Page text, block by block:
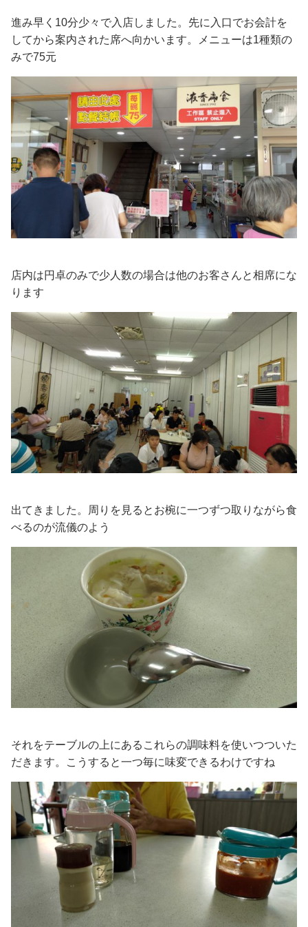
進み早く10分少々で入店しました。先に入口でお会計を
してから案内された席へ向かいます。メニューは1種類の
みで75元
店内は円卓のみで少人数の場合は他のお客さんと相席にな
ります
出てきました。周りを見るとお椀に一つずつ取りながら食
べるのが流儀のよう
それをテーブルの上にあるこれらの調味料を使いつついた
だきます。こうすると一つ毎に味変できるわけですね